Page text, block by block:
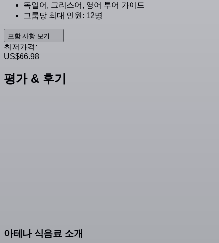
독일어, 그리스어, 영어 투어 가이드
그룹당 최대 인원: 12명
포함 사항 보기
최저가격:
US$66.98
평가 & 후기
아테나 식음료 소개